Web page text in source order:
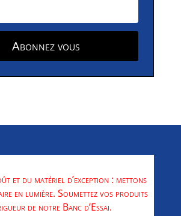
Abonnez vous
et du matériel d’exception : mettons
en lumière. Soumettez vos produits
de notre Banc d’Essai.